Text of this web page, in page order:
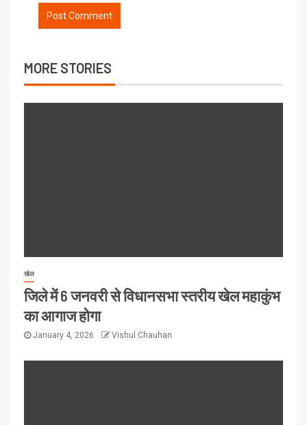
MORE STORIES
खेल
जिले में 6 जनवरी से विधानसभा स्तरीय खेल महाकुंभ
का आगाज होगा
January 4, 2026 Vishul Chauhan